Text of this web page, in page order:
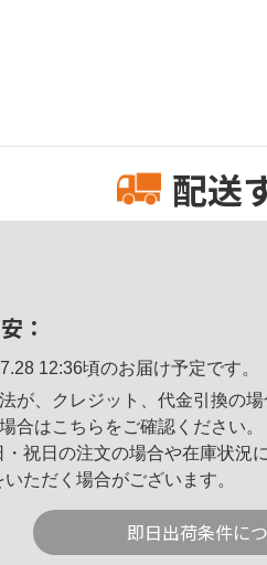
配送
：
12:36頃のお届け予定です。
が、クレジット、代金引換の
合はこちら をご確認ください。
祝日の注文の場合や在庫状況
いただく場合がございます。
即日出荷条件に